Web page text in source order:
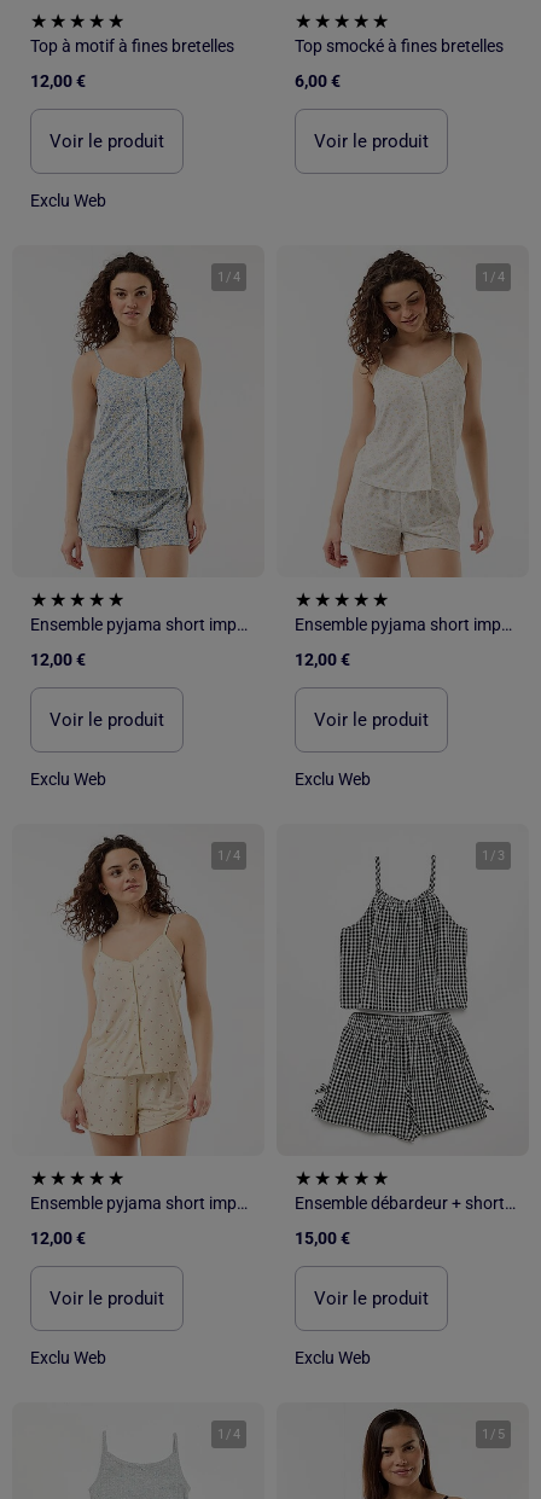
Top à motif à fines bretelles
12,00 €
Voir le produit
Exclu Web
Top smocké à fines bretelles
6,00 €
Voir le produit
1 /4
Ensemble pyjama short imprimé - 2 pièces
12,00 €
Voir le produit
Exclu Web
1 /4
Ensemble pyjama short imprimé - 2 pièces
12,00 €
Voir le produit
Exclu Web
1 /4
Ensemble pyjama short imprimé - 2 pièces
12,00 €
Voir le produit
Exclu Web
1 / 3
Ensemble débardeur + short à motif Vichy - 2 pièces
15,00 €
Voir le produit
Exclu Web
1 /4 1 / 5